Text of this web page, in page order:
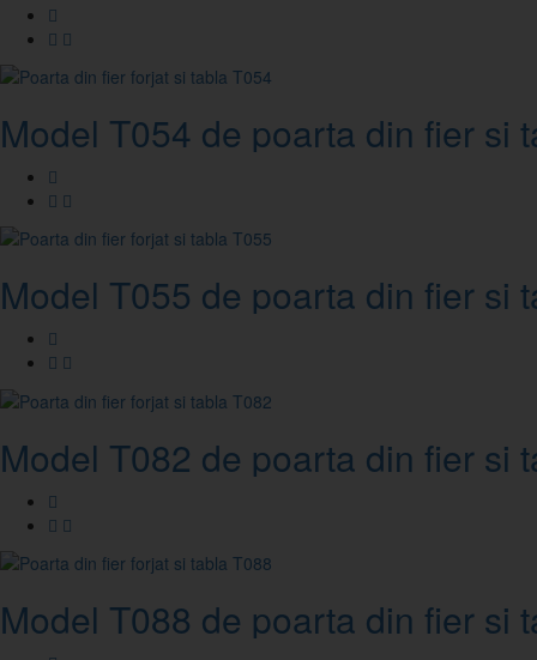
Model T054 de poarta din fier si
Model T055 de poarta din fier si
Model T082 de poarta din fier si
Model T088 de poarta din fier si